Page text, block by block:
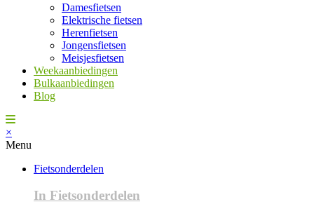
Damesfietsen
Elektrische fietsen
Herenfietsen
Jongensfietsen
Meisjesfietsen
Weekaanbiedingen
Bulkaanbiedingen
Blog
×
Menu
Fietsonderdelen
In Fietsonderdelen